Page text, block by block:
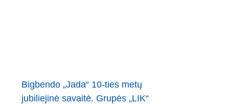
Bigbendo „Jada“ 10-ties metų
jubiliejinė savaitė. Grupės „LIK“